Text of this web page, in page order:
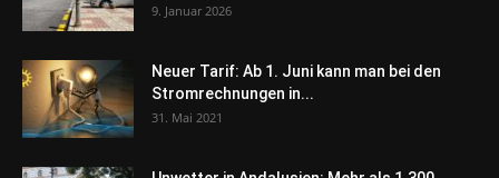
9. Januar 2026
Neuer Tarif: Ab 1. Juni kann man bei den
Stromrechnungen in...
31. Mai 2021